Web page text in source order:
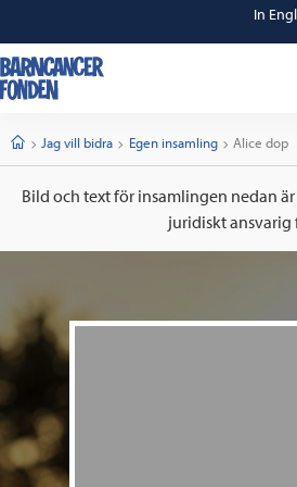
In
StartJag vill bidra Egen insamling Current:
Alice dop
Bild och text för insamlingen nedan
juridiskt ansvarig